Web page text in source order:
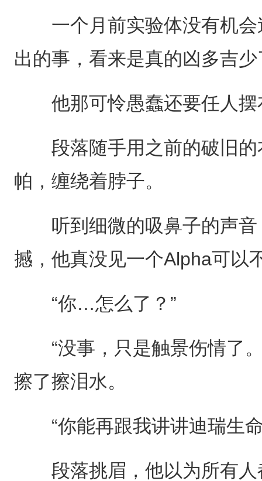
一个月前实验体没有机会
出的事，看来是真的凶多吉少
他那可怜愚蠢还要任人摆
段落随手用之前的破旧的
帕，缠绕着脖子。
听到细微的吸鼻子的声音
撼，他真没见一个Alpha可以
“你…怎么了？”
“没事，只是触景伤情了。
擦了擦泪水。
“你能再跟我讲讲迪瑞生命
段落挑眉，他以为所有人